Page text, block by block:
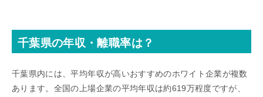
千葉県の年収・離職率は？
千葉県内には、平均年収が高いおすすめのホワイト企業が複数
あります。全国の上場企業の平均年収は約619万程度ですが、